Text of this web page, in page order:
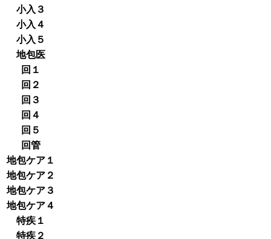
小入３
小入４
小入５
地包医
回１
回２
回３
回４
回５
回管
地包ケア１
地包ケア２
地包ケア３
地包ケア４
特疾１
特疾２